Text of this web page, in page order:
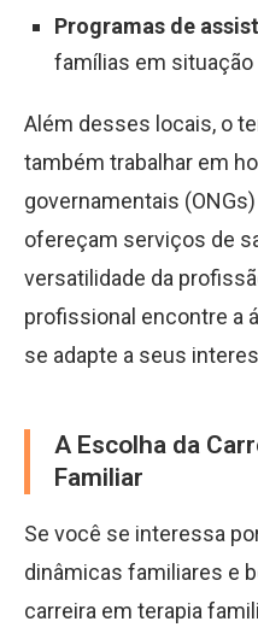
Programas de
famílias em situação
Além desses locais, o
também trabalhar em
governamentais
ofereçam serviços de
versatilidade da
profissional encontre a
se adapte a seus
A Escolha da
Familiar
Se você se interessa
dinâmicas familiares e
carreira em terapia